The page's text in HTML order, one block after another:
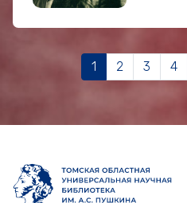
1 2 3 4